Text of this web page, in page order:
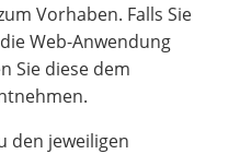
Vorhaben. Falls Sie
Web-Anwendung
Sie diese dem
den jeweiligen